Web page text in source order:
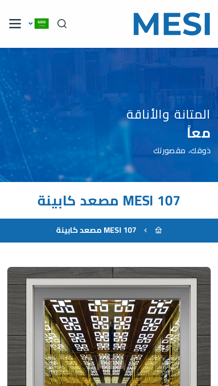
المتانة والأناقة
معاً
ذوقك، مقصورتك
MESI 107 مصعد كابينة
MESI 107 مصعد كابينة